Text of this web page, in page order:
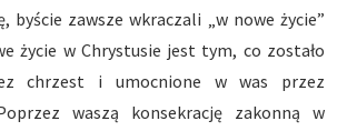
byście zawsze wkraczali „w nowe życie”
życie w Chrystusie jest tym, co zostało
chrzest i umocnione w was przez
waszą konsekrację zakonną w